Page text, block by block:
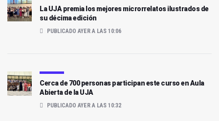
La UJA premia los mejores microrrelatos ilustrados de
su décima edición
PUBLICADO AYER A LAS 10:06
Cerca de 700 personas participan este curso en Aula
Abierta de la UJA
PUBLICADO AYER A LAS 10:32